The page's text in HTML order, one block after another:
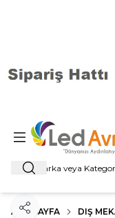
Ara
ANA SAYFA DIŞ
Paylaş